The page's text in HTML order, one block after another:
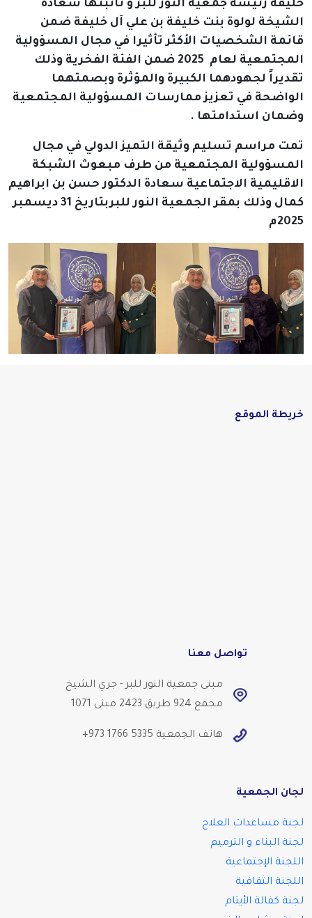
خليفة رئيسة جمعية النور للبر و نائبتها سعادة
الشيخة لولوة بنت خليفة بن علي آل خليفة ضمن
قائمة الشخصيات الأكثر تأثيرا في مجال المسؤولية
المجتمعية لعام 2025 ضمن الفئة الفخرية وذلك
تقديراً لجهودهما الكبيرة والمؤثرة وبصمتهما
الواضحة في تعزيز ممارسات المسؤولية المجتمعية
وضمان استدامتها .
تمت مراسم تسليم وثيقة التميز الدولي في مجال
المسؤولية المجتمعية من طرف مبعوث الشبكة
الاقليمية الاجتماعية سعادة الدكتور حسن بن ابراهيم
كمال وذلك بمقر الجمعية النور للبر
بتاريخ 31 ديسمبر
2025م
خريطة الموقع
تواصل معنا
مبنى جمعية النور للبر - جري الشيخ
مجمع 924 طريق 2423 مبنى 1071
هاتف الجمعية +973 1766 5335
لجان الجمعية
لجنة مساعدات العلاج
لجنة البناء و الترميم
اللجنة الإجتماعية
اللجنة الثقافية
لجنة كفالة الأيتام